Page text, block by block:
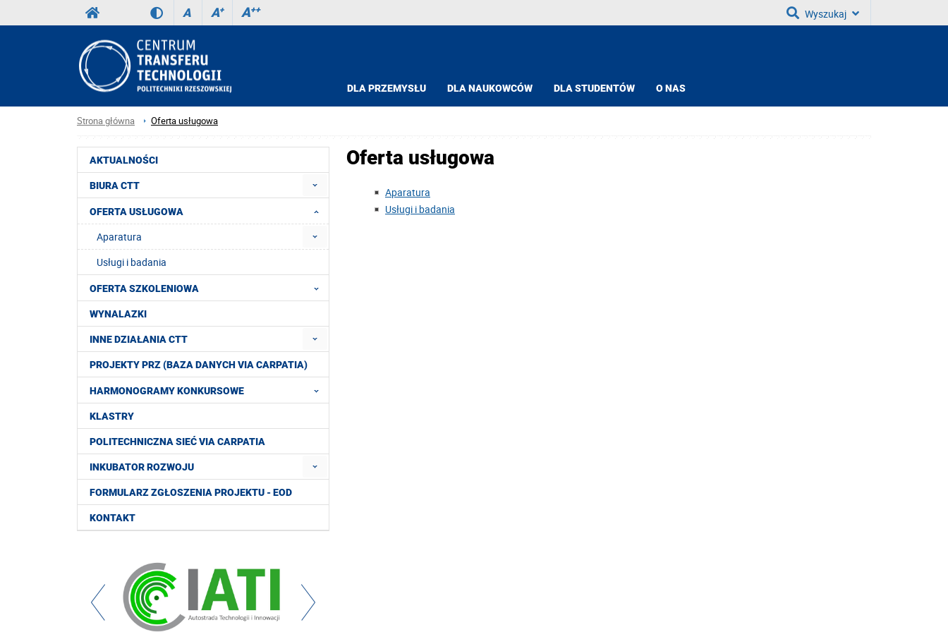
A A+ A++ Wyszukaj
DLA PRZEMYSŁU DLA NAUKOWCÓW DLA STUDENTÓW O NAS
Strona główna Oferta usługowa
AKTUALNOŚCI
BIURA CTT
OFERTA USŁUGOWA
Aparatura
Usługi i badania
OFERTA SZKOLENIOWA
WYNALAZKI
INNE DZIAŁANIA CTT
PROJEKTY PRZ (BAZA DANYCH VIA CARPATIA)
HARMONOGRAMY KONKURSOWE
KLASTRY
POLITECHNICZNA SIEĆ VIA CARPATIA
INKUBATOR ROZWOJU
FORMULARZ ZGŁOSZENIA PROJEKTU - EOD
KONTAKT
Oferta usługowa
Aparatura
Usługi i badania